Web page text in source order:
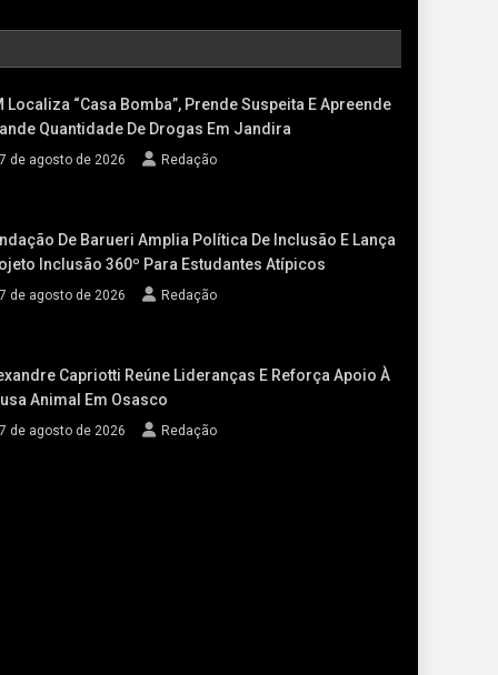
Localiza “casa Bomba”, Prende Suspeita E Apreende
Quantidade De Drogas Em Jandira
de agosto de 2026 Redação
De Barueri Amplia Política De Inclusão E Lança
Inclusão 360º Para Estudantes Atípicos
de agosto de 2026 Redação
Capriotti Reúne Lideranças E Reforça Apoio À
Animal Em Osasco
de agosto de 2026 Redação